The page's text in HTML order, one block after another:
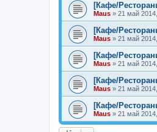
[Кафе/
Maus » 21 май
[Кафе/
Maus » 21 май
[Кафе/
Maus » 21 май
[Кафе/
Maus » 21 май
[Кафе/
Maus » 21 май